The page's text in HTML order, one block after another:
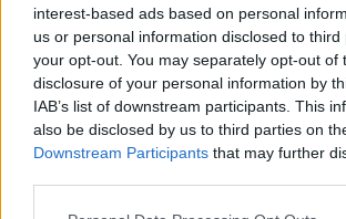
interest-based ads based on personal
us or personal information disclosed to
your opt-out. You may separately opt-out of
disclosure of your personal information by
IAB’s list of downstream participants. This
also be disclosed by us to third parties on
Downstream Participants that may further
Please note that this website/app uses one
ΑΘΛΗΤΙΣΜΌΣ
Ρεάλ «έδεσε» τον Βινίσιους μέχρι το
συμβόλαιο
ΑΝΑΡΤΗΘΗΚΕ ΑΠΟΣΤΈΛΛΑ ΛΊΤΑΙΝΑ 7 ΑΥΓΟΎΣΤΟΥ 2026